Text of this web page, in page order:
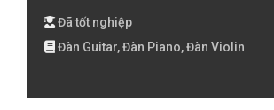
Đã tốt nghiệp
Đàn Guitar, Đàn Piano, Đàn Violin